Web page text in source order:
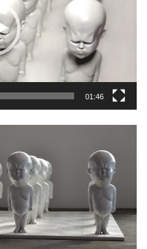
01:46